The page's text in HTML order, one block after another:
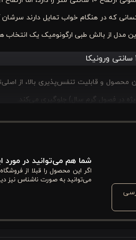
سانتی‌متر، برای کسانی که در هنگام خواب تمایل
مدل از بالش طبی ارگونومیک یک انتخاب
و قابلیت تنفس‌پذیری بالا، از
در فصول گرم سال) جلوگیری می‌کند.
ورونیکا کاملاً ضد حساسیت است و برای
بالش لاکچری را به گزینه‌ای ایده‌آل
شما هم می‌توانید در مورد
اگر این محصول را قبلا از
می‌توانید به صورت ناشناس نیز